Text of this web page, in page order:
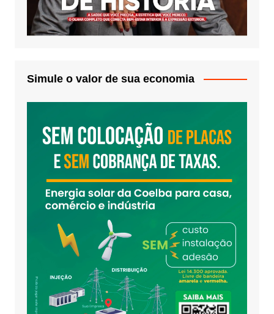
Simule o valor de sua economia